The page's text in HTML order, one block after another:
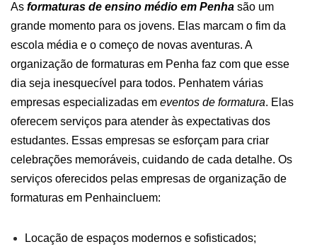
As formaturas de ensino médio em Penha são um
grande momento para os jovens. Elas marcam o fim da
escola média e o começo de novas aventuras. A
organização de formaturas em Penha faz com que esse
dia seja inesquecível para todos. Penhatem várias
empresas especializadas em eventos de formatura. Elas
oferecem serviços para atender às expectativas dos
estudantes. Essas empresas se esforçam para criar
celebrações memoráveis, cuidando de cada detalhe. Os
serviços oferecidos pelas empresas de organização de
formaturas em Penhaincluem:
Locação de espaços modernos e sofisticados;